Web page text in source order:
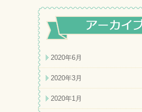
2020年6月
2020年3月
2020年1月